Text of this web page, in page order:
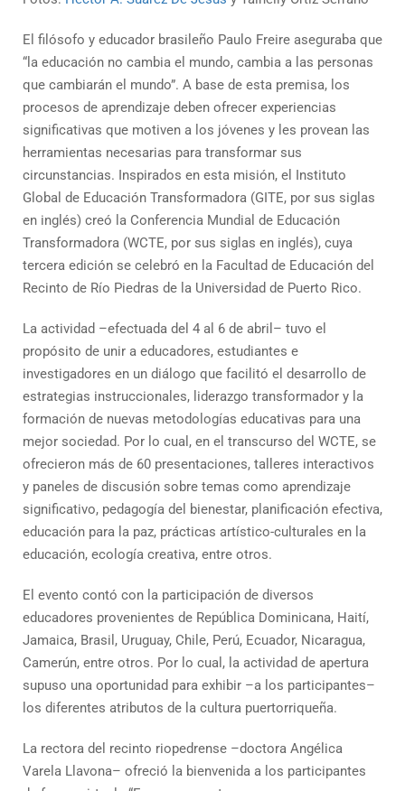
El filósofo y educador brasileño Paulo Freire aseguraba que
“la educación no cambia el mundo, cambia a las personas
que cambiarán el mundo”. A base de esta premisa, los
procesos de aprendizaje deben ofrecer experiencias
significativas que motiven a los jóvenes y les provean las
herramientas necesarias para transformar sus
circunstancias. Inspirados en esta misión, el Instituto
Global de Educación Transformadora (GITE, por sus siglas
en inglés) creó la Conferencia Mundial de Educación
Transformadora (WCTE, por sus siglas en inglés), cuya
tercera edición se celebró en la Facultad de Educación del
Recinto de Río Piedras de la Universidad de Puerto Rico.
La actividad –efectuada del 4 al 6 de abril– tuvo el
propósito de unir a educadores, estudiantes e
investigadores en un diálogo que facilitó el desarrollo de
estrategias instruccionales, liderazgo transformador y la
formación de nuevas metodologías educativas para una
mejor sociedad. Por lo cual, en el transcurso del WCTE, se
ofrecieron más de 60 presentaciones, talleres interactivos
y paneles de discusión sobre temas como aprendizaje
significativo, pedagogía del bienestar, planificación efectiva,
educación para la paz, prácticas artístico-culturales en la
educación, ecología creativa, entre otros.
El evento contó con la participación de diversos
educadores provenientes de República Dominicana, Haití,
Jamaica, Brasil, Uruguay, Chile, Perú, Ecuador, Nicaragua,
Camerún, entre otros. Por lo cual, la actividad de apertura
supuso una oportunidad para exhibir –a los participantes–
los diferentes atributos de la cultura puertorriqueña.
La rectora del recinto riopedrense –doctora Angélica
Varela Llavona– ofreció la bienvenida a los participantes